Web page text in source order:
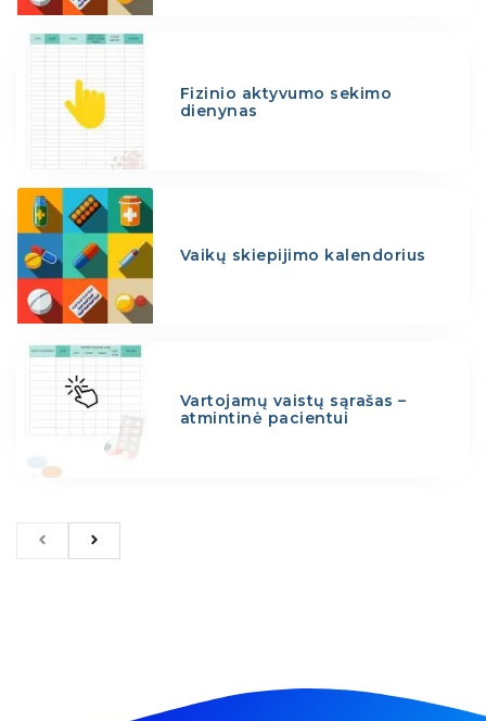
Fizinio aktyvumo sekimo
dienynas
Vaikų skiepijimo kalendorius
Vartojamų vaistų sąrašas –
atmintinė pacientui